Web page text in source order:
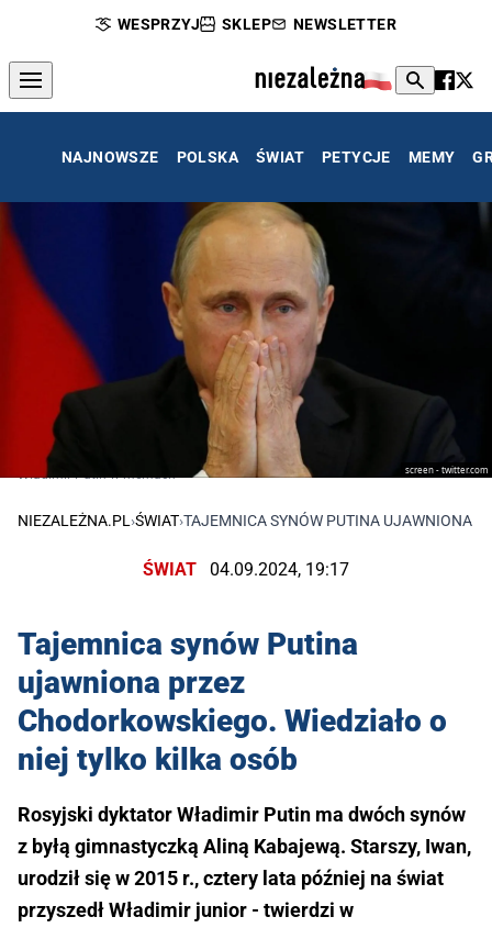
WESPRZYJ SKLEP NEWSLETTER
NAJNOWSZE POLSKA ŚWIAT PETYCJE MEMY
screen - twitter.com
Władimir Putin w memach
NIEZALEŻNA.PL›ŚWIAT›TAJEMNICA SYNÓW PUTINA UJAWNIONA
ŚWIAT 04.09.2024, 19:17
Tajemnica synów Putina
ujawniona przez
Chodorkowskiego. Wiedziało o
niej tylko kilka osób
Rosyjski dyktator Władimir Putin ma dwóch synów
z byłą gimnastyczką Aliną Kabajewą. Starszy, Iwan,
urodził się w 2015 r., cztery lata później na świat
przyszedł Władimir junior - twierdzi w